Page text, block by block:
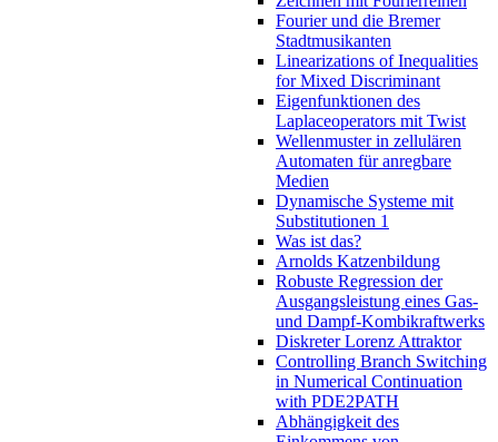
Fourier und die Bremer
Stadtmusikanten
Linearizations of Inequalities
for Mixed Discriminant
Eigenfunktionen des
Laplaceoperators mit Twist
Wellenmuster in zellulären
Automaten für anregbare
Medien
Dynamische Systeme mit
Substitutionen 1
Was ist das?
Arnolds Katzenbildung
Robuste Regression der
Ausgangsleistung eines Gas-
und Dampf-Kombikraftwerks
Diskreter Lorenz Attraktor
Controlling Branch Switching
in Numerical Continuation
with PDE2PATH
Abhängigkeit des